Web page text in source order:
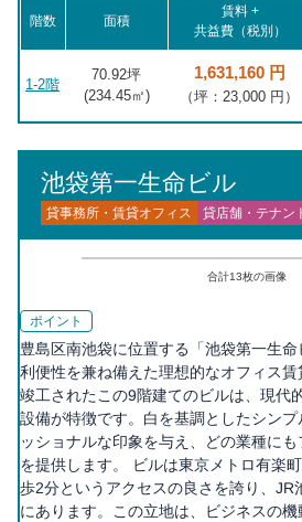
階数 面積
賃料 +
共益費（税別）
1-2階
70.92坪
(234.45㎡)
1,631,160 円
（坪：23,000 円）
池袋第一生命ビル
貸事務所・賃貸オフィス 貸店舗・テナン
合計13枚の画像
ポイント
豊島区南池袋に位置する「池袋第一生
利便性を兼ね備えた理想的なオフィス
竣工されたこの9階建てのビルは、現代
設備が特徴です。白を基調としたシン
ッショナルな印象を与え、どの業種に
を提供します。 ビルは東京メトロ有楽
歩2分というアクセスの良さを誇り、JR
にあります。この立地は、ビジネスの